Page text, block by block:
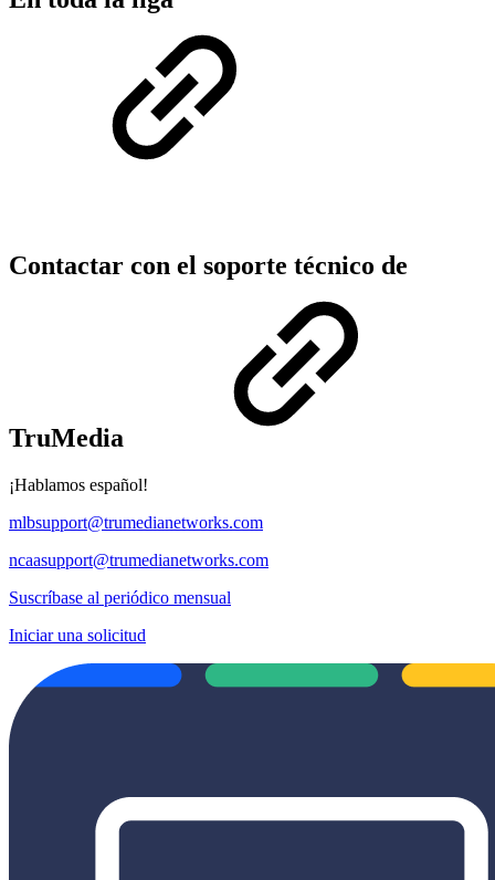
Contactar con el soporte técnico de
TruMedia
¡Hablamos español!
mlbsupport@trumedianetworks.com
ncaasupport@trumedianetworks.com
Suscríbase al periódico mensual
Iniciar una solicitud